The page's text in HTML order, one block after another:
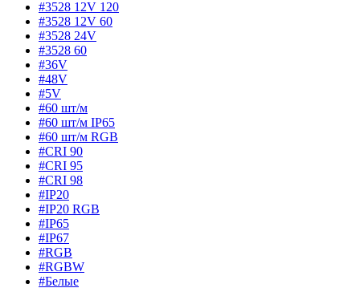
#3528 12V 120
#3528 12V 60
#3528 24V
#3528 60
#36V
#48V
#5V
#60 шт/м
#60 шт/м IP65
#60 шт/м RGB
#CRI 90
#CRI 95
#CRI 98
#IP20
#IP20 RGB
#IP65
#IP67
#RGB
#RGBW
#Белые